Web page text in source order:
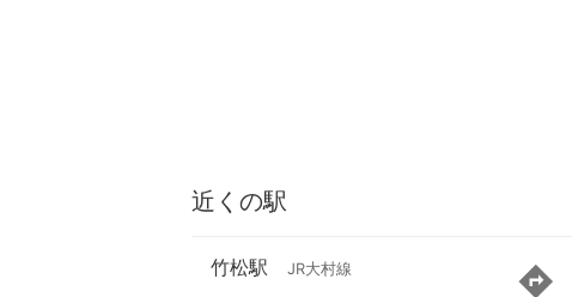
近くの駅
竹松駅 JR大村線